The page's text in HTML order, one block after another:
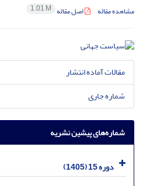
مشاهده مقاله اصل مقاله 1.01 M
مقالات آماده انتشار
شماره جاری
شماره‌های پیشین نشریه
دوره 15 (1405)